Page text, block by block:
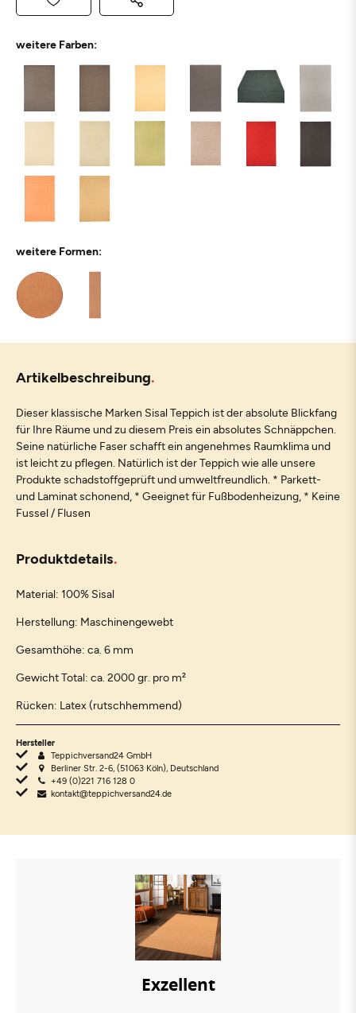
weitere Farben:
weitere Formen:
Artikelbeschreibung
Dieser klassische Marken Sisal Teppich ist der absolute Blickfang
für Ihre Räume und zu diesem Preis ein absolutes Schnäppchen.
Seine natürliche Faser schafft ein angenehmes Raumklima und
ist leicht zu pflegen. Natürlich ist der Teppich wie alle unsere
Produkte schadstoffgeprüft und umweltfreundlich. * Parkett-
und Laminat schonend, * Geeignet für Fußbodenheizung, * Keine
Fussel / Flusen
Produktdetails
Material: 100% Sisal
Herstellung: Maschinengewebt
Gesamthöhe: ca. 6 mm
Gewicht Total: ca. 2000 gr. pro m²
Rücken: Latex (rutschhemmend)
Hersteller
Teppichversand24 GmbH
Berliner Str. 2-6, (51063 Köln), Deutschland
+49 (0)221 716 128 0
kontakt@teppichversand24.de
Exzellent